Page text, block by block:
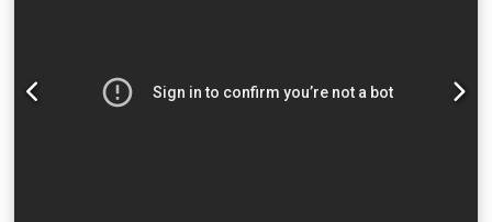
de plegado de chapa cortina de luz trasera Tope trasero
posicionable * Dkodpfx Aiju Icnfj Rer